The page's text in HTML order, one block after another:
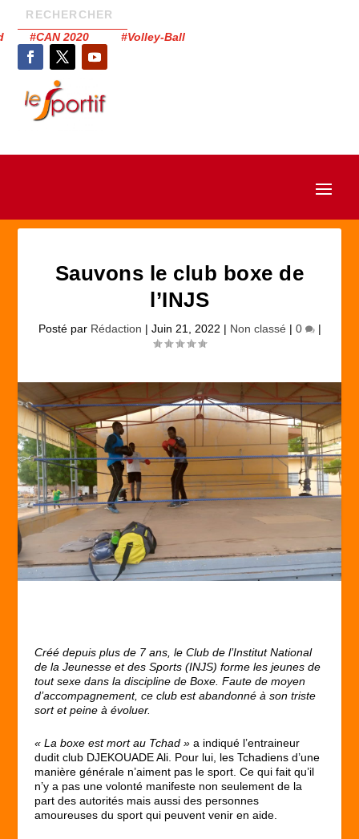
#CAN 2020 #Volley-Ball
Sauvons le club boxe de
l’INJS
Posté par Rédaction | Juin 21, 2022 | Non classé | 0 |
Créé depuis plus de 7 ans, le Club de l’Institut National
de la Jeunesse et des Sports (INJS) forme les jeunes de
tout sexe dans la discipline de Boxe. Faute de moyen
d’accompagnement, ce club est abandonné à son triste
sort et peine à évoluer.
« La boxe est mort au Tchad » a indiqué l’entraineur
dudit club DJEKOUADE Ali. Pour lui, les Tchadiens d’une
manière générale n’aiment pas le sport. Ce qui fait qu’il
n’y a pas une volonté manifeste non seulement de la
part des autorités mais aussi des personnes
amoureuses du sport qui peuvent venir en aide.